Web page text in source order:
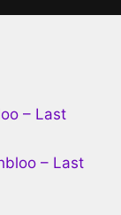
– Last
– Last